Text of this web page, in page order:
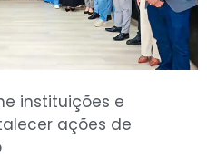
instituições e
ações de